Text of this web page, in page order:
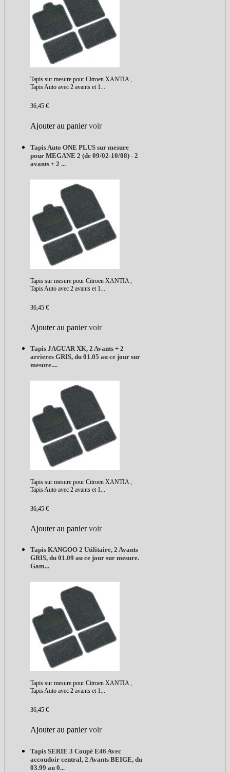
Tapis sur mesure pour Citroen XANTIA ,
Tapis Auto avec 2 avants et 1...
36,45 €
Ajouter au panier voir
Tapis Auto ONE PLUS sur mesure
pour MEGANE 2 (de 09/02-10/08) - 2
avants + 2 ...
Tapis sur mesure pour Citroen XANTIA ,
Tapis Auto avec 2 avants et 1...
36,45 €
Ajouter au panier voir
Tapis JAGUAR XK, 2 Avants + 2
arrieres GRIS, du 01.05 au ce jour sur
mesure....
Tapis sur mesure pour Citroen XANTIA ,
Tapis Auto avec 2 avants et 1...
36,45 €
Ajouter au panier voir
Tapis KANGOO 2 Utilitaire, 2 Avants
GRIS, du 01.09 au ce jour sur mesure.
Gam...
Tapis sur mesure pour Citroen XANTIA ,
Tapis Auto avec 2 avants et 1...
36,45 €
Ajouter au panier voir
Tapis SERIE 3 Coupé E46 Avec
accoudoir central, 2 Avants BEIGE, du
03.99 au 0...